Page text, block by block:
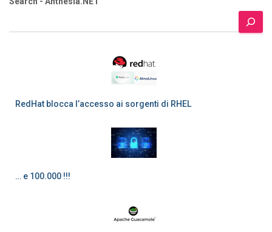
RedHat blocca l’accesso ai sorgenti di RHEL
… e 100.000 !!!